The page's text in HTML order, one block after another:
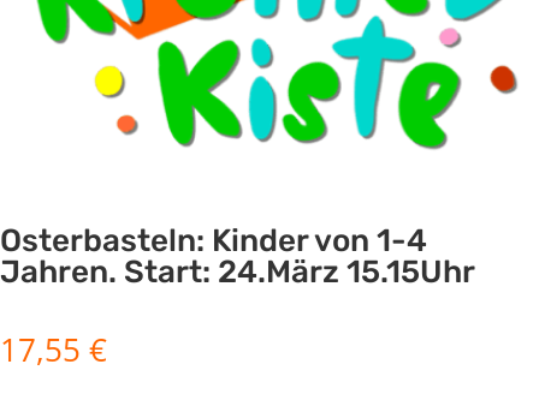
Osterbasteln: Kinder von 1-4
Jahren. Start: 24.März 15.15Uhr
17,55 €